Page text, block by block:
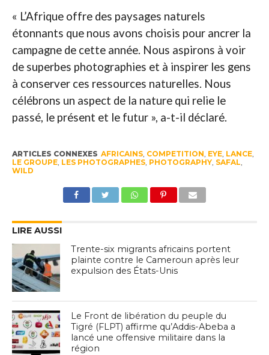
« L’Afrique offre des paysages naturels
étonnants que nous avons choisis pour ancrer la
campagne de cette année. Nous aspirons à voir
de superbes photographies et à inspirer les gens
à conserver ces ressources naturelles. Nous
célébrons un aspect de la nature qui relie le
passé, le présent et le futur », a-t-il déclaré.
ARTICLES CONNEXES AFRICAINS, COMPETITION, EYE, LANCE,
LE GROUPE, LES PHOTOGRAPHES, PHOTOGRAPHY, SAFAL,
WILD
LIRE AUSSI
Trente-six migrants africains portent
plainte contre le Cameroun après leur
expulsion des États-Unis
Le Front de libération du peuple du
Tigré (FLPT) affirme qu’Addis-Abeba a
lancé une offensive militaire dans la
région